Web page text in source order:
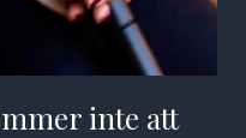
inte att